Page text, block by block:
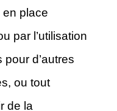
en place
par l’utilisation
d’autres
ou tout
de la